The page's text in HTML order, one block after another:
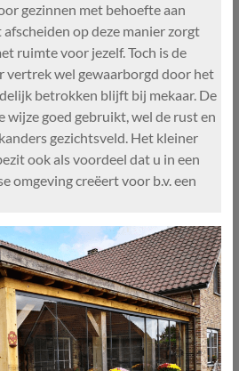
gezinnen met behoefte aan
op deze manier zorgt
ruimte voor jezelf. Toch is de
vertrek wel gewaarborgd door het
betrokken blijft bij mekaar. De
wijze goed gebruikt, wel de rust en
gezichtsveld. Het kleiner
ook als voordeel dat u in een
omgeving creëert voor b.v. een